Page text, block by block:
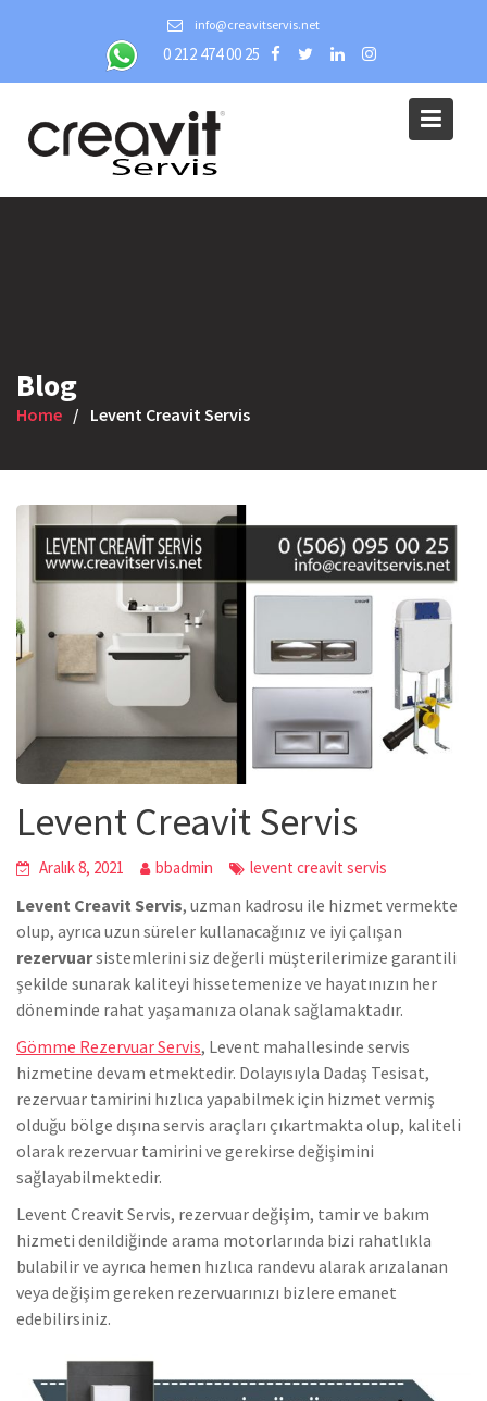
info@creavitservis.net
0 212 474 00 25
Blog
Home Levent Creavit Servis
Levent Creavit Servis
Aralık 8, 2021 bbadmin levent creavit servis
Levent Creavit Servis, uzman kadrosu ile hizmet vermekte
olup, ayrıca uzun süreler kullanacağınız ve iyi çalışan
rezervuarsistemlerini siz değerli müşterilerimize garantili
şekilde sunarak kaliteyi hissetemenize ve hayatınızın her
döneminde rahat yaşamanıza olanak sağlamaktadır.
Gömme Rezervuar Servis, Levent mahallesinde servis
hizmetine devam etmektedir. Dolayısıyla Dadaş Tesisat,
rezervuar tamirini hızlıca yapabilmek için hizmet vermiş
olduğu bölge dışına servis araçları çıkartmakta olup, kaliteli
olarak rezervuar tamirini ve gerekirse değişimini
sağlayabilmektedir.
Levent Creavit Servis, rezervuar değişim, tamir ve bakım
hizmeti denildiğinde arama motorlarında bizi rahatlıkla
bulabilir ve ayrıca hemen hızlıca randevu alarak arızalanan
veya değişim gereken rezervuarınızı bizlere emanet
edebilirsiniz.